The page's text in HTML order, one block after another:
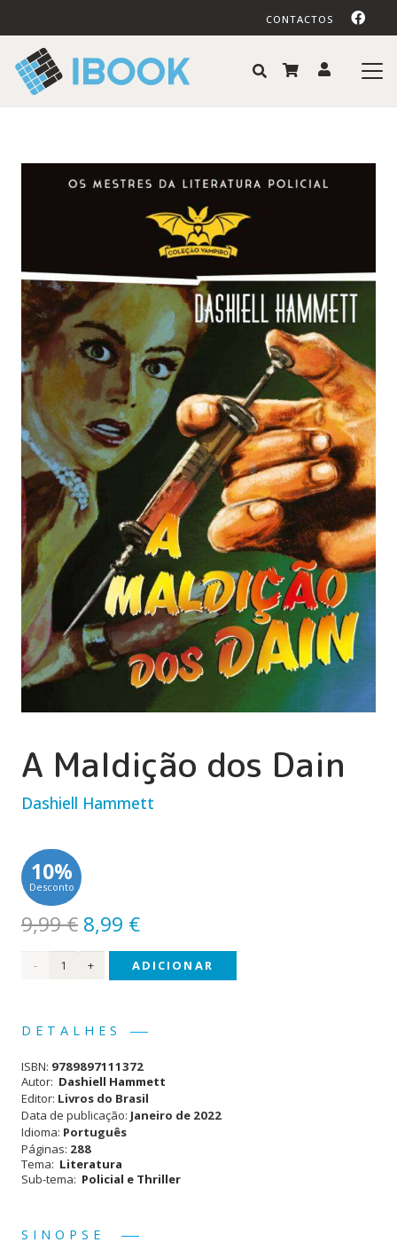
CONTACTOS
A Maldição dos Dain
Dashiell Hammett
10%
Desconto
9,99€ O
preço
original
9,99 €.
8,99 €O
preço
atual
Quantidade
Dain
ADICIONAR
DETALHES
ISBN: 9789897111372
Autor: Dashiell Hammett
Editor: Livros do Brasil
Data de publicação: Janeiro de 2022
Idioma: Português
Páginas: 288
Tema: Literatura
Sub-tema: Policial e Thriller
SINOPSE